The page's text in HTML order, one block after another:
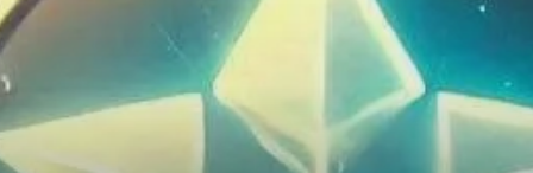
cours des derniers mois
soulevant des questions…